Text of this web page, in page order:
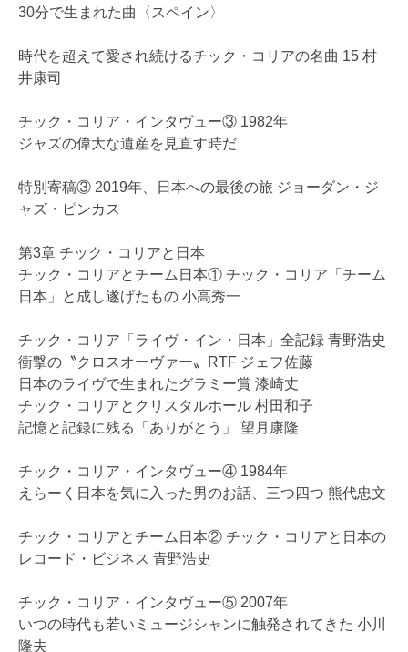
30分で生まれた曲〈スペイン〉
時代を超えて愛され続けるチック・コリアの名曲 15 村
井康司
チック・コリア・インタヴュー③ 1982年
ジャズの偉大な遺産を見直す時だ
特別寄稿③ 2019年、日本への最後の旅 ジョーダン・ジ
ャズ・ピンカス
第3章 チック・コリアと日本
チック・コリアとチーム日本① チック・コリア「チーム
日本」と成し遂げたもの 小高秀一
チック・コリア「ライヴ・イン・日本」全記録 青野浩史
衝撃の〝クロスオーヴァー〟RTF ジェフ佐藤
日本のライヴで生まれたグラミー賞 漆崎丈
チック・コリアとクリスタルホール 村田和子
記憶と記録に残る「ありがとう」 望月康隆
チック・コリア・インタヴュー④ 1984年
えらーく日本を気に入った男のお話、三つ四つ 熊代忠文
チック・コリアとチーム日本② チック・コリアと日本の
レコード・ビジネス 青野浩史
チック・コリア・インタヴュー⑤ 2007年
いつの時代も若いミュージシャンに触発されてきた 小川
隆夫